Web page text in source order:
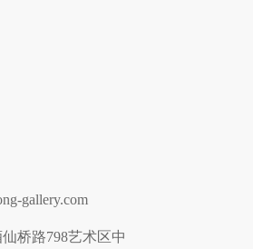
gallery.com
桥路798艺术区中